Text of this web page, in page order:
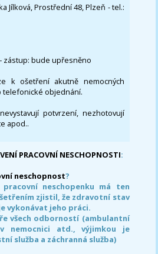
Jílková, Prostřední 48, Plzeň - tel.:
zástup: bude upřesněno
k ošetření akutně nemocných
telefonické objednání.
potvrzení, nezhotovují
apod..
PRACOVNÍ NESCHOPNOSTI:
neschopnost?
neschopenku má ten
zjistil, že zdravotní stav
vykonávat jeho práci.
všech odborností (ambulantní
nemocnici atd., výjimkou je
služba a záchranná služba)